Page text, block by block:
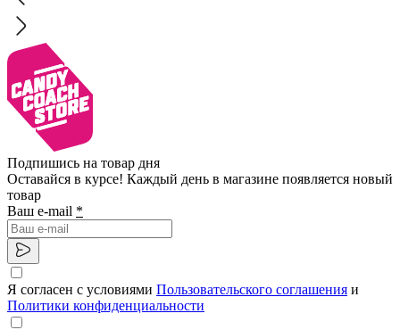
Подпишись на товар дня
Оставайся в курсе! Каждый день в магазине появляется новый
товар
Ваш e-mail *
Я согласен с условиями Пользовательского соглашения и
Политики конфиденциальности